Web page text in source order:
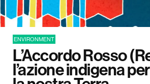
ENVIRONMENT
L’Accordo Rosso
l’azione indigena